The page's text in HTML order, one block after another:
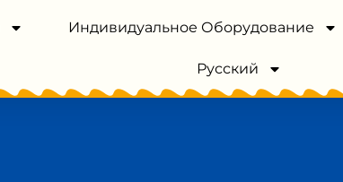
Индивидуальное Оборудование
Русский